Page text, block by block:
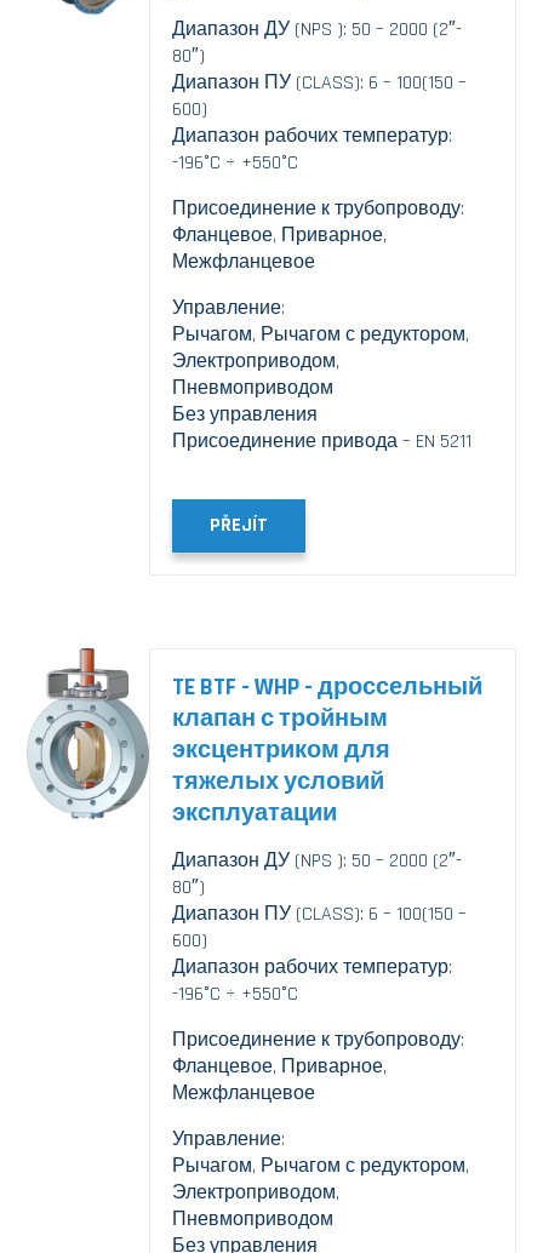
Диапазон ДУ (NPS ): 50 – 2000 (2″-
80″)
Диапазон ПУ (CLASS): 6 – 100(150 –
600)
Диапазон рабочих температур:
-196°C ÷ +550°C
Присоединение к трубопроводу:
Фланцевое, Приварное,
Межфланцевое
Управление:
Рычагом, Рычагом с редуктором,
Электроприводом,
Пневмоприводом
Без управления
Присоединение привода – EN 5211
PŘEJÍT
TE BTF - WHP - дроссельный
клапан с тройным
эксцентриком для
тяжелых условий
эксплуатации
Диапазон ДУ (NPS ): 50 – 2000 (2″-
80″)
Диапазон ПУ (CLASS): 6 – 100(150 –
600)
Диапазон рабочих температур:
-196°C ÷ +550°C
Присоединение к трубопроводу:
Фланцевое, Приварное,
Межфланцевое
Управление:
Рычагом, Рычагом с редуктором,
Электроприводом,
Пневмоприводом
Без управления